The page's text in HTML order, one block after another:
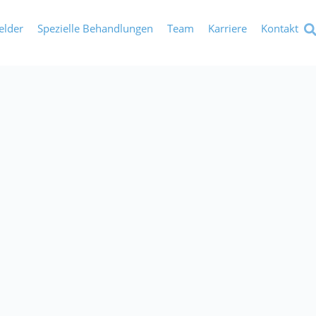
Spezielle Behandlungen Team Karriere Kontakt